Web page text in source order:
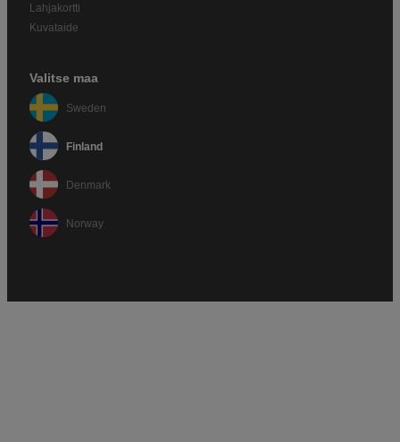
Lahjakortti
Kuvataide
Valitse maa
Sweden
Finland
Denmark
Norway